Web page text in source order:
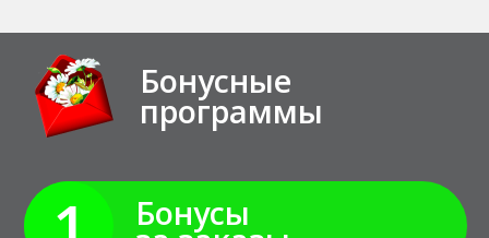
Бонусные
программы
Бонусы